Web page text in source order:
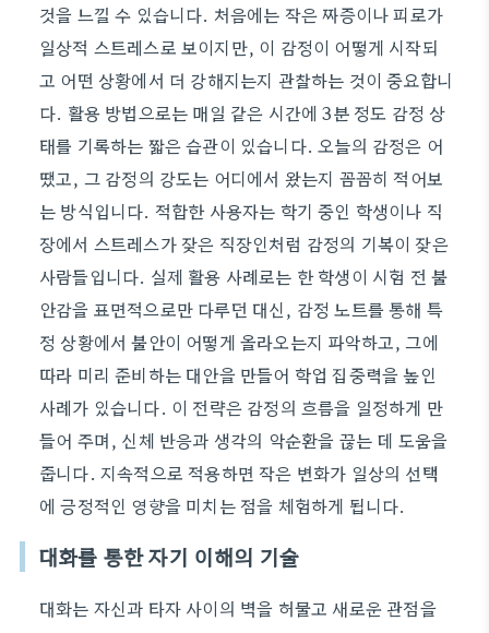
것을 느낄 수 있습니다. 처음에는 작은 짜증이나 피로가
일상적 스트레스로 보이지만, 이 감정이 어떻게 시작되
고 어떤 상황에서 더 강해지는지 관찰하는 것이 중요합니
다. 활용 방법으로는 매일 같은 시간에 3분 정도 감정 상
태를 기록하는 짧은 습관이 있습니다. 오늘의 감정은 어
땠고, 그 감정의 강도는 어디에서 왔는지 꼼꼼히 적어보
는 방식입니다. 적합한 사용자는 학기 중인 학생이나 직
장에서 스트레스가 잦은 직장인처럼 감정의 기복이 잦은
사람들입니다. 실제 활용 사례로는 한 학생이 시험 전 불
안감을 표면적으로만 다루던 대신, 감정 노트를 통해 특
정 상황에서 불안이 어떻게 올라오는지 파악하고, 그에
따라 미리 준비하는 대안을 만들어 학업 집중력을 높인
사례가 있습니다. 이 전략은 감정의 흐름을 일정하게 만
들어 주며, 신체 반응과 생각의 악순환을 끊는 데 도움을
줍니다. 지속적으로 적용하면 작은 변화가 일상의 선택
에 긍정적인 영향을 미치는 점을 체험하게 됩니다.
대화를 통한 자기 이해의 기술
대화는 자신과 타자 사이의 벽을 허물고 새로운 관점을